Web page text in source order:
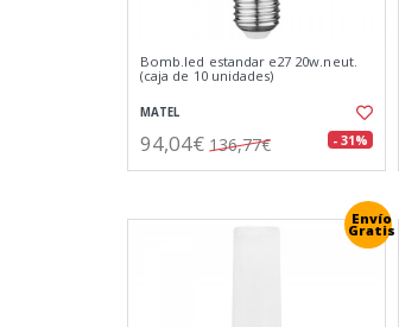
Bomb.led estandar e27 20w.neut.
(caja de 10 unidades)
MATEL
94,04€ 136,77€ - 31%
Envío
Gratis